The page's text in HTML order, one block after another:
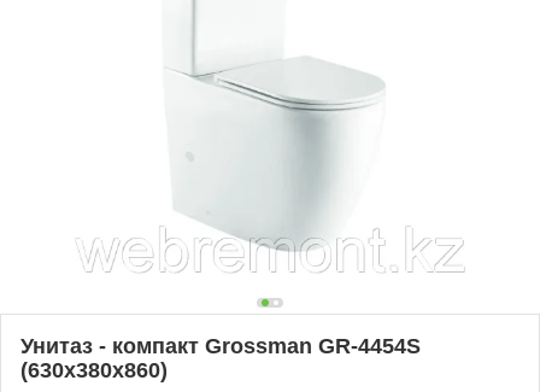
Унитаз - компакт Grossman GR-4454S
(630x380x860)